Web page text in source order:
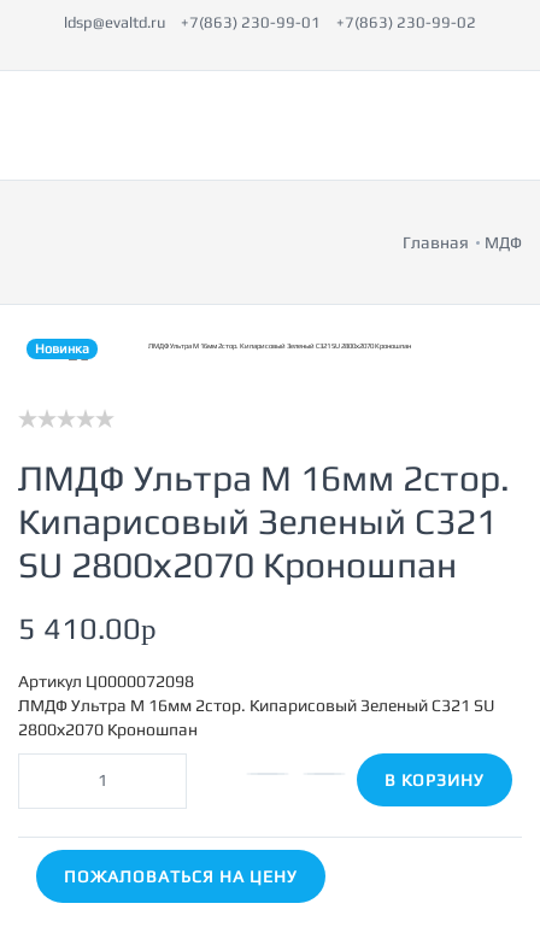
ldsp@evaltd.ru +7(863) 230-99-01 +7(863) 230-99-02
Главная МДФ
Новинка
ЛМДФ Ультра М 16мм 2стор.
Кипарисовый Зеленый C321
SU 2800х2070 Кроношпан
5 410.00p
Артикул Ц0000072098
ЛМДФ Ультра М 16мм 2стор. Кипарисовый Зеленый C321 SU
2800х2070 Кроношпан
В КОРЗИНУ
ПОЖАЛОВАТЬСЯ НА ЦЕНУ